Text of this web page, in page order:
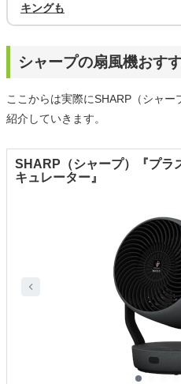
キングも
シャープの扇風機おす
ここからは実際にSHARP（シャ
紹介していきます。
SHARP（シャープ）『プラ
キュレーター』